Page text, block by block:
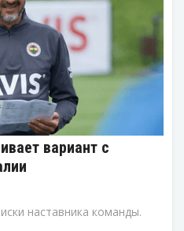
вариант с
наставника команды.